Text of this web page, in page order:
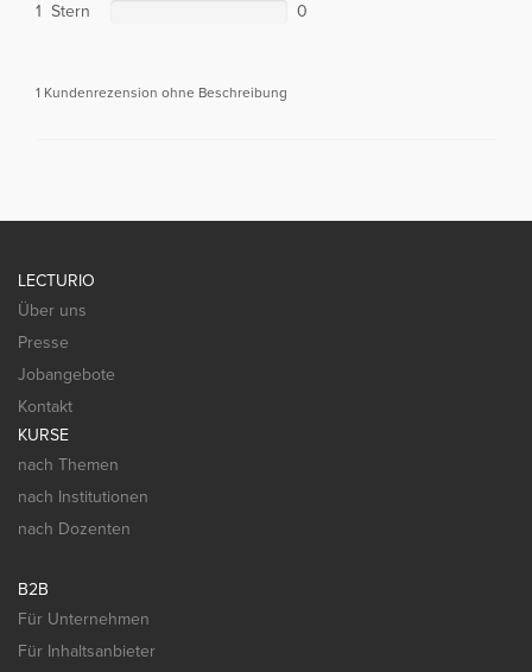
1 Stern
0
1 Kundenrezension ohne Beschreibung
LECTURIO
Über uns
Presse
Jobangebote
Kontakt
KURSE
nach Themen
nach Institutionen
nach Dozenten
B2B
Für Unternehmen
Für Inhaltsanbieter